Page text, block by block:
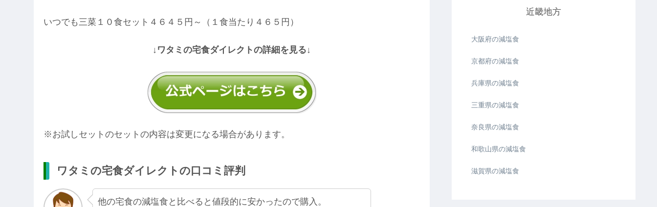
いつでも三菜１０食セット４６４５円～（１食当たり４６５円）
↓ワタミの宅食ダイレクトの詳細を見る↓
※お試しセットのセットの内容は変更になる場合があります。
ワタミの宅食ダイレクトの口コミ評判
他の宅食の減塩食と比べると値段的に安かったので購入。
近畿地方
大阪府の減塩食
京都府の減塩食
兵庫県の減塩食
三重県の減塩食
奈良県の減塩食
和歌山県の減塩食
滋賀県の減塩食